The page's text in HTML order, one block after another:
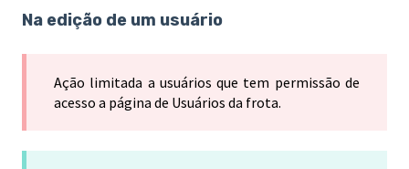
Na edição de um usuário
Ação limitada a usuários que tem permissão de
acesso a página de Usuários da frota.